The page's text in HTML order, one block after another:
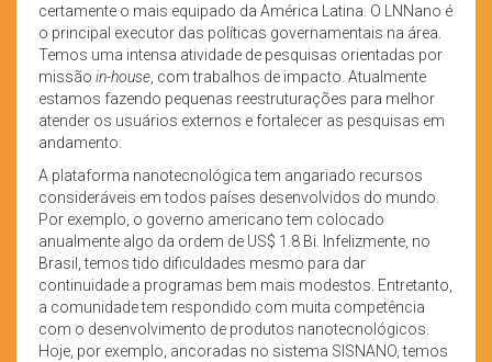
certamente o mais equipado da América Latina. O LNNano é
o principal executor das políticas governamentais na área.
Temos uma intensa atividade de pesquisas orientadas por
missão in-house , com trabalhos de impacto. Atualmente
estamos fazendo pequenas reestruturações para melhor
atender os usuários externos e fortalecer as pesquisas em
andamento.
A plataforma nanotecnológica tem angariado recursos
consideráveis em todos países desenvolvidos do mundo.
Por exemplo, o governo americano tem colocado
anualmente algo da ordem de US$ 1.8 Bi. Infelizmente, no
Brasil, temos tido dificuldades mesmo para dar
continuidade a programas bem mais modestos. Entretanto,
a comunidade tem respondido com muita competência
com o desenvolvimento de produtos nanotecnológicos.
Hoje, por exemplo, ancoradas no sistema SISNANO, temos